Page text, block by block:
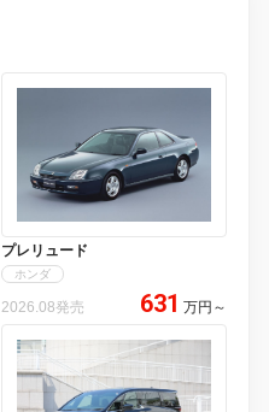
プレリュード
ホンダ
2026.08発売 631 万円 ～